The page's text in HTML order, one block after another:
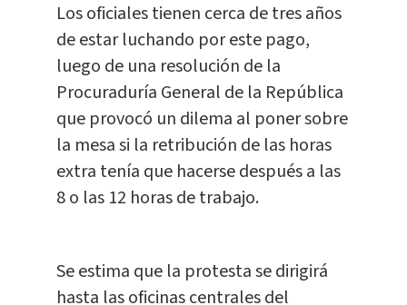
Los oficiales tienen cerca de tres años
de estar luchando por este pago,
luego de una resolución de la
Procuraduría General de la República
que provocó un dilema al poner sobre
la mesa si la retribución de las horas
extra tenía que hacerse después a las
8 o las 12 horas de trabajo.
Se estima que la protesta se dirigirá
hasta las oficinas centrales del